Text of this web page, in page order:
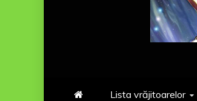
Lista vrăjitoarelor